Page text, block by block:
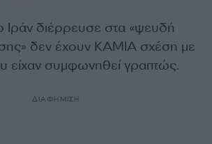
Ιράν διέρρευσε στα «ψευδή
δεν έχουν ΚΑΜΙΑ σχέση με
είχαν συμφωνηθεί γραπτώς.
ΔΙΑΦΗΜΙΣΗ